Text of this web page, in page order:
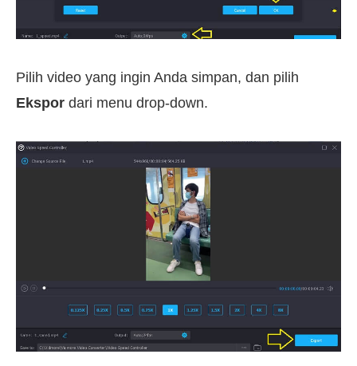
Pilih video yang ingin Anda simpan, dan pilih
Ekspor dari menu drop-down.